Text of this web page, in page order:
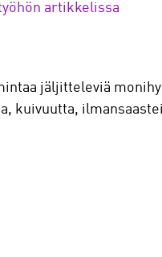
artikkelissa
jäljitteleviä
kuivuutta,